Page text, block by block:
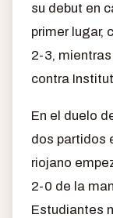
su debut en
primer lugar,
2-3,
contra
En el duelo
dos partidos
riojano
2-0 de la
Estudiantes